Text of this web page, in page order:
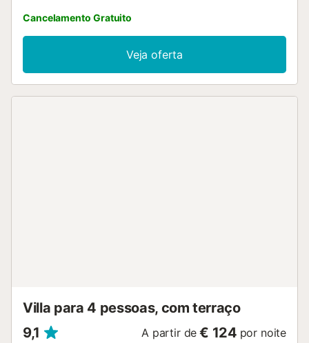
Cancelamento Gratuito
Veja oferta
Villa para 4 pessoas, com terraço
9,1
A partir de € 124 por noite